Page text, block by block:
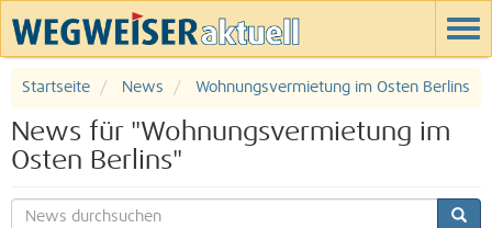
Startseite News Wohnungsvermietung im Osten Berlins
News für "Wohnungsvermietung im
Osten Berlins"